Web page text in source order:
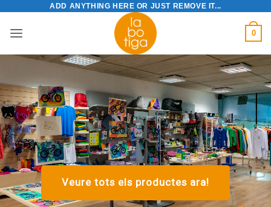
content
ADD ANYTHING HERE OR JUST REMOVE IT...
0
Veure tots els productes ara!